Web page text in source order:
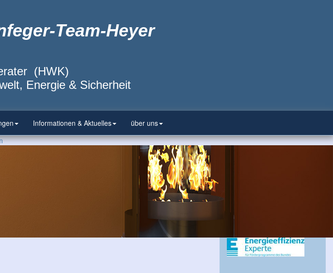
Team-Heyer
(HWK)
Energie & Sicherheit
Informationen & Aktuelles
über uns